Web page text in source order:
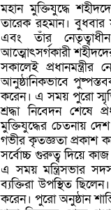
মহান মুক্তিযুদ্ধে
তারেক রহমান। বুধবার
এবং তাঁর
আত্মোৎসর্গকারী
সকালেই
আনুষ্ঠানিকভাবে
করেন। এ সময় পুরো
শ্রদ্ধা নিবেদন শেষে
মুক্তিযুদ্ধের চেতনায়
গভীর কৃতজ্ঞতা প্রকাশ
সর্বোচ্চ গুরুত্ব দিয়ে
এ সময় মন্ত্রিসভার
ব্যক্তিরা উপস্থিত
করেন। পুরো অনুষ্ঠান